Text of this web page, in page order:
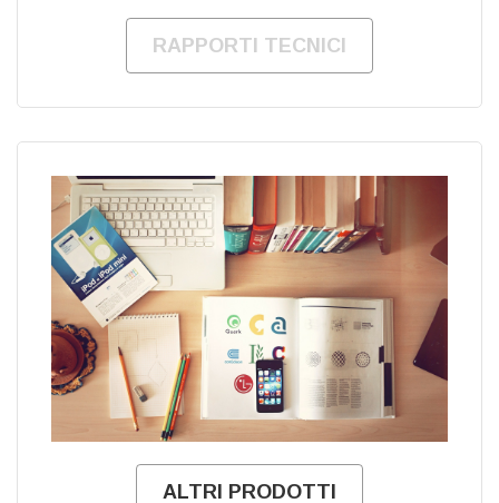
RAPPORTI TECNICI
ALTRI PRODOTTI